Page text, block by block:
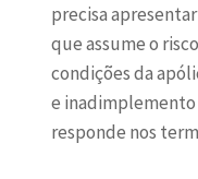
precisa
que assume o
condições da
e inadimplemento
responde nos